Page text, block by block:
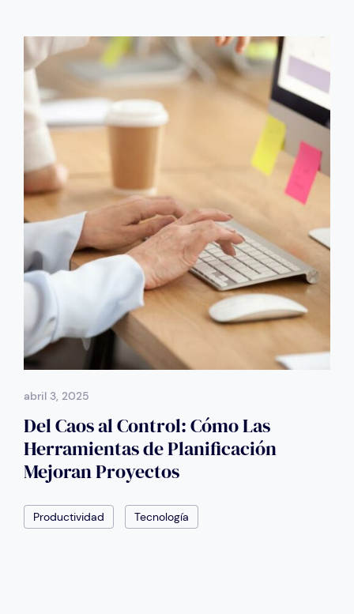
abril 3, 2025
Del Caos al Control: Cómo Las
Herramientas de Planificación
Mejoran Proyectos
Productividad Tecnología